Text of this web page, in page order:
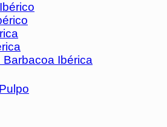
Barbacoa Ibérica